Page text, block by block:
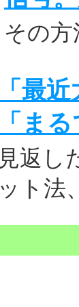
その
「最
「ま
見返し
ット法